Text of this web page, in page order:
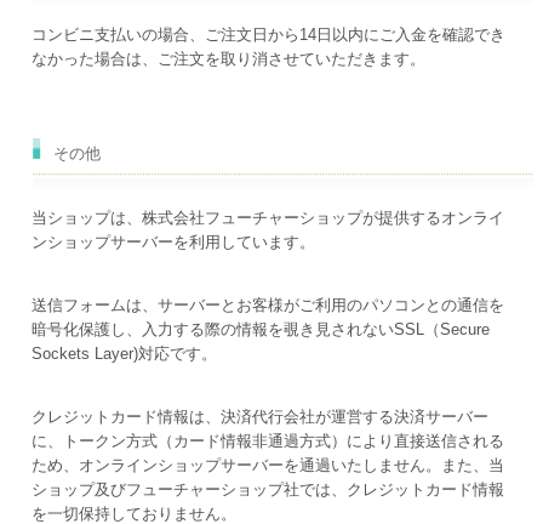
コンビニ支払いの場合、ご注文日から14日以内にご入金を確認でき
なかった場合は、ご注文を取り消させていただきます。
その他
当ショップは、株式会社フューチャーショップが提供するオンライ
ンショップサーバーを利用しています。
送信フォームは、サーバーとお客様がご利用のパソコンとの通信を
暗号化保護し、入力する際の情報を覗き見されないSSL（Secure
Sockets Layer)対応です。
クレジットカード情報は、決済代行会社が運営する決済サーバー
に、トークン方式（カード情報非通過方式）により直接送信される
ため、オンラインショップサーバーを通過いたしません。また、当
ショップ及びフューチャーショップ社では、クレジットカード情報
を一切保持しておりません。